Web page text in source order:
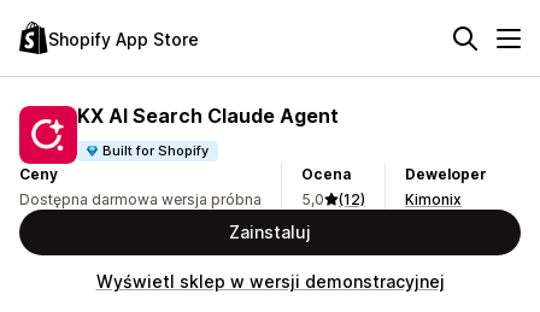
Shopify App Store
KX AI Search Claude Agent
Built for Shopify
Ceny
Dostępna darmowa wersja próbna
Ocena
5,0
(12)
Deweloper
Kimonix
Zainstaluj
Wyświetl sklep w wersji demonstracyjnej